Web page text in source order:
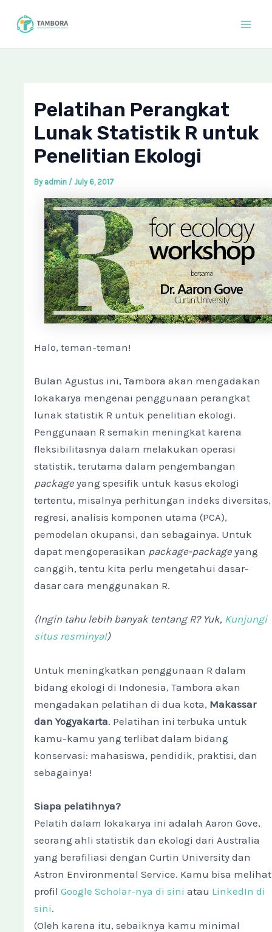
Pelatihan Perangkat
Lunak Statistik R untuk
Penelitian Ekologi
By admin / July 6, 2017
Halo, teman-teman!
Bulan Agustus ini, Tambora akan mengadakan
lokakarya mengenai penggunaan perangkat
lunak statistik R untuk penelitian ekologi.
Penggunaan R semakin meningkat karena
fleksibilitasnya dalam melakukan operasi
statistik, terutama dalam pengembangan
packageyang spesifik untuk kasus ekologi
tertentu, misalnya perhitungan indeks diversitas,
regresi, analisis komponen utama (PCA),
pemodelan okupansi, dan sebagainya. Untuk
dapat mengoperasikan package-packageyang
canggih, tentu kita perlu mengetahui dasar-
dasar cara menggunakan R.
(Ingin tahu lebih banyak tentang R? Yuk, Kunjungi
situs resminya!)
Untuk meningkatkan penggunaan R dalam
bidang ekologi di Indonesia, Tambora akan
mengadakan pelatihan di dua kota, Makassar
dan Yogyakarta. Pelatihan ini terbuka untuk
kamu-kamu yang terlibat dalam bidang
konservasi: mahasiswa, pendidik, praktisi, dan
sebagainya!
Siapa pelatihnya?
Pelatih dalam lokakarya ini adalah Aaron Gove,
seorang ahli statistik dan ekologi dari Australia
yang berafiliasi dengan Curtin University dan
Astron Environmental Service. Kamu bisa melihat
profilGoogle Scholar-nya di sini atau LinkedIn di
sini.
(Oleh karena itu, sebaiknya kamu minimal
navigation